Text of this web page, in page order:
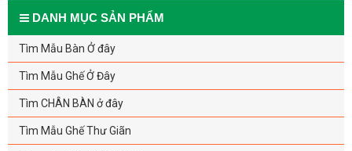
DANH MỤC SẢN PHẨM
Tìm Mẫu Bàn Ở đây
Tìm Mẫu Ghế Ở Đây
Tìm CHÂN BÀN ở đây
Tìm Mẫu Ghế Thư Giãn